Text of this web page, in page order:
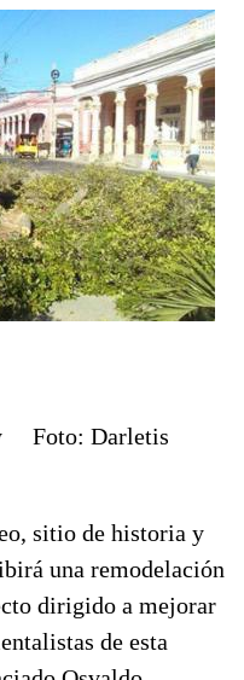
Foto: Darletis
sitio de historia y
una remodelación
dirigido a mejorar
de esta